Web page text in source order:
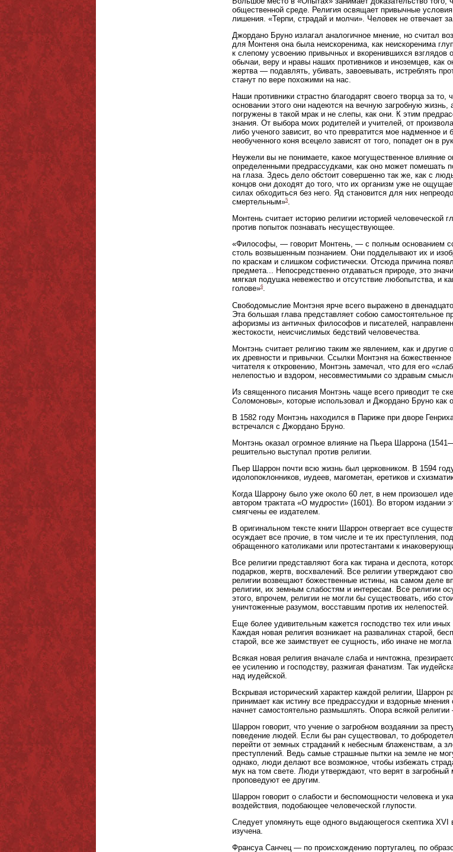
общественной среде. Религия освящает привычные
лишения. «Терпи, страдай и молчи». Человек не отвечает
Джордано Бруно излагал аналогичное мнение, но считал
для Монтеня она была неискоренима, как неискоренима
к слепому усвоению привычных и вкоренившихся
обычаи, веру и нравы наших противников и иноземцев, как
жертва — подавлять, убивать, завоевывать, истреблять
станут по вере похожими на нас.
Наши противники страстно благодарят своего творца за
основании этого они надеются на вечную загробную
погружены в такой мрак и не слепы, как они. К этим
знания. От выбора моих родителей и учителей, от
либо ученого зависит, во что превратится мое надменное
необученного коня всецело зависят от того, попадет он в
Неужели вы не понимаете, какое могущественное влияние
определенными предрассудками, как оно может
на глаза. Здесь дело обстоит совершенно так же, как с
концов они доходят до того, что их организм уже не
силах обходиться без него. Яд становится для них
смертельным»5.
Монтень считает историю религии историей
против попыток познавать несуществующее.
«Философы, — говорит Монтень, — с полным основанием
столь возвышенным познанием. Они подделывают их и
по краскам и слишком софистически. Отсюда причина
предмета... Непосредственно отдаваться природе, это
мягкая подушка невежество и отсутствие любопытства, и
голове»6.
Свободомыслие Монтэня ярче всего выражено в
Эта большая глава представляет собою самостоятельное
афоризмы из античных философов и писателей,
жестокости, неисчислимых бедствий человечества.
Монтэнь считает религию таким же явлением, как и
их древности и привычки. Ссылки Монтэня на
читателя к откровению, Монтэнь замечал, что для его
нелепостью и вздором, несовместимыми со здравым
Из священного писания Монтэнь чаще всего приводит те
Соломоновы», которые использовал и Джордано Бруно как
В 1582 году Монтэнь находился в Париже при дворе
встречался с Джордано Бруно.
Монтэнь оказал огромное влияние на Пьера Шаррона
решительно выступал против религии.
Пьер Шаррон почти всю жизнь был церковником. В 1594
идолопоклонников, иудеев, магометан, еретиков и
Когда Шаррону было уже около 60 лет, в нем произошел
автором трактата «О мудрости» (1601). Во втором издании
смягчены ее издателем.
В оригинальном тексте книги Шаррон отвергает все
осуждает все прочие, в том числе и те их преступления,
обращенного католиками или протестантами к
Все религии представляют бога как тирана и деспота,
подарков, жертв, восхвалений. Все религии утверждают
религии возвещают божественные истины, на самом деле
религии, их земным слабостям и интересам. Все религии
этого, впрочем, религии не могли бы существовать, ибо
уничтоженные разумом, восставшим против их нелепостей.
Еще более удивительным кажется господство тех или
Каждая новая религия возникает на развалинах старой,
старой, все же заимствует ее сущность, ибо иначе не
Всякая новая религия вначале слаба и ничтожна,
ее усилению и господству, разжигая фанатизм. Так
над иудейской.
Вскрывая исторический характер каждой религии, Шаррон
принимает как истину все предрассудки и вздорные
начнет самостоятельно размышлять. Опора всякой
Шаррон говорит, что учение о загробном воздаянии за
поведение людей. Если бы ран существовал, то
перейти от земных страданий к небесным блаженствам, а
преступлений. Ведь самые страшные пытки на земле не
однако, люди делают все возможное, чтобы избежать
мук на том свете. Люди утверждают, что верят в загробный
проповедуют ее другим.
Шаррон говорит о слабости и беспомощности человека и
воздействия, подобающее человеческой глупости.
Следует упомянуть еще одного выдающегося скептика
изучена.
Франсуа Санчец — по происхождению португалец, по